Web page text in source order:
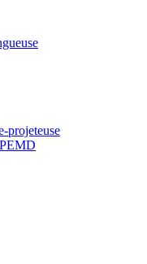
projeteuse